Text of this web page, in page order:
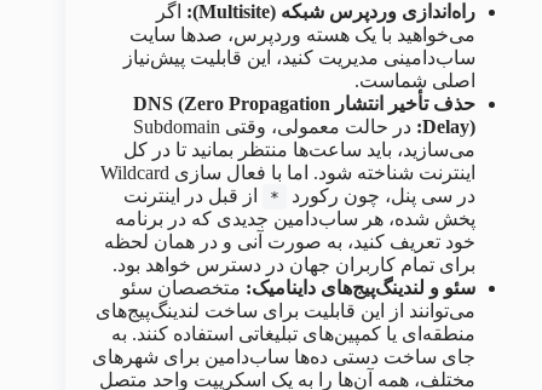
راه‌اندازی وردپرس شبکه (Multisite):
اگر
می‌خواهید با یک هسته وردپرس، صدها سایت
ساب‌دامینی مدیریت کنید، این قابلیت پیش‌نیاز
اصلی شماست.
حذف تأخیر انتشار DNS (Zero Propagation
Delay):
در حالت معمولی، وقتی Subdomain
می‌سازید، باید ساعت‌ها منتظر بمانید تا در کل
اینترنت شناخته شود. اما با فعال سازی Wildcard
در سی پنل، چون رکورد
*
از قبل در اینترنت
پخش شده، هر ساب‌دامین جدیدی که در برنامه
خود تعریف کنید، به صورت آنی و در همان لحظه
برای تمام کاربران جهان در دسترس خواهد بود.
سئو و لندینگ‌پیج‌های داینامیک: متخصصان سئو
می‌توانند از این قابلیت برای ساخت لندینگ‌پیج‌های
منطقه‌ای یا کمپین‌های تبلیغاتی استفاده کنند. به
جای ساخت دستی ده‌ها ساب‌دامین برای شهرهای
مختلف، همه آن‌ها را به یک اسکریپت واحد متصل